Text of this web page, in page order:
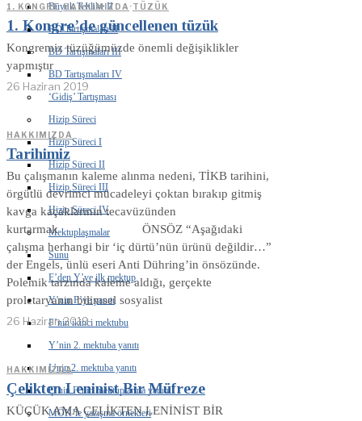
Büyük Tehlike II
BD Tartışmaları II
BD Tartışmaları III
BD Tartışmaları IV
‘Gidiş’ Tartışması
Hizip Süreci
Hizip Süreci I
Hizip Süreci II
Hizip Süreci III
Hizip Süreci IV
Mektuplaşmalar
Sunu
F’den Y’ye ilk mektup
Y’nin F’ye yanıtı
F’nin ikinci mektubu
Y’nin 2. mektuba yanıtı
L’nin 2. mektuba yanıtı
Ç’nin F’nin mektuplarına yanıtı
MÖK’le yazışma örnekleri
1. KONGRE·HAKKIMIZDA ·TÜZÜK
1. Kongre’de güncellenen tüzük
Kongremiz tüzüğümüzde önemli değişiklikler
yapmıştır
26 Haziran 2019
HAKKIMIZDA
Tarihimiz
Bu çalışmanın kaleme alınma nedeni, TİKB tarihini,
örgütlü devrimci mücadeleyi çoktan bırakıp gitmiş
kavga kaçaklarının tecavüzünden
kurtarmak ÖNSÖZ “Aşağıdaki
çalışma herhangi bir ‘iç dürtü’nün ürünü değildir…”
der Engels, ünlü eseri Anti Dühring’in önsözünde.
Polemik tarzında kaleme aldığı, gerçekte
proletaryanın bilimsel sosyalist
26 Haziran 2019
HAKKIMIZDA
Çelikten Leninist Bir Müfreze
KÜÇÜK AMA ÇELİKTEN LENİNİST BİR